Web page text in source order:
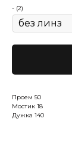
- (2)
Проем 50
Мостик 18
Дужка 140